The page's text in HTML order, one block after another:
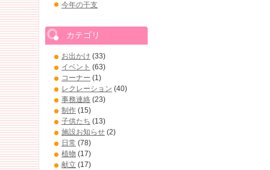
今年の干支
カテゴリ
お出かけ (33)
イベント (63)
コーナー (1)
レクレーション (40)
事務連絡 (23)
制作 (15)
子供たち (13)
施設お知らせ (2)
日常 (78)
植物 (17)
献立 (17)